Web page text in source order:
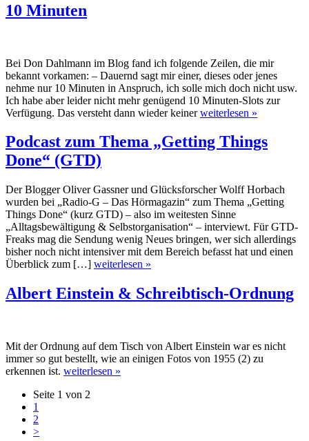
10 Minuten
Bei Don Dahlmann im Blog fand ich folgende Zeilen, die mir
bekannt vorkamen: – Dauernd sagt mir einer, dieses oder jenes
nehme nur 10 Minuten in Anspruch, ich solle mich doch nicht usw.
Ich habe aber leider nicht mehr genügend 10 Minuten-Slots zur
Verfügung. Das versteht dann wieder keinerweiterlesen »
Podcast zum Thema „Getting Things
Done“ (GTD)
Der Blogger Oliver Gassner und Glücksforscher Wolff Horbach
wurden bei „Radio-G – Das Hörmagazin“ zum Thema „Getting
Things Done“ (kurz GTD) – also im weitesten Sinne
„Alltagsbewältigung & Selbstorganisation“ – interviewt. Für GTD-
Freaks mag die Sendung wenig Neues bringen, wer sich allerdings
bisher noch nicht intensiver mit dem Bereich befasst hat und einen
Überblick zum […] weiterlesen »
Albert Einstein & Schreibtisch-Ordnung
Mit der Ordnung auf dem Tisch von Albert Einstein war es nicht
immer so gut bestellt, wie an einigen Fotos von 1955 (2) zu
erkennen ist. weiterlesen »
Seite 1 von 2
1
2
>